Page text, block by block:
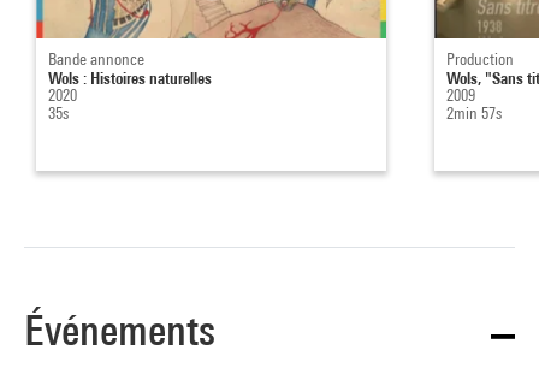
Bande annonce
Wols : Histoires naturelles
2020
35s
Production
Wols, "Sans
2009
2min 57s
Événements